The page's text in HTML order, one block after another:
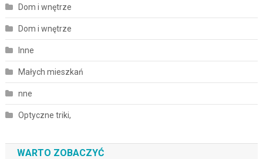
Dom i wnętrze
Dom i wnętrze
Inne
Małych mieszkań
nne
Optyczne triki,
WARTO ZOBACZYĆ